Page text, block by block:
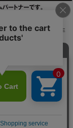
載を禁止します。
Inc. ALL RIGHTS RE